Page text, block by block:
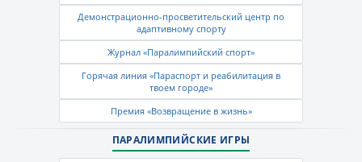
Демонстрационно-просветительский центр по
адаптивному спорту
Журнал «Паралимпийский спорт»
Горячая линия «Параспорт и реабилитация в
твоем городе»
Премия «Возвращение в жизнь»
ПАРАЛИМПИЙСКИЕ ИГРЫ